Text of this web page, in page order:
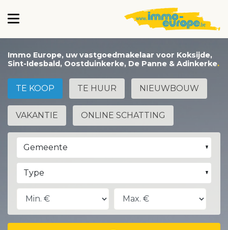
Immo Europe, uw vastgoedmakelaar voor Koksijde,
Sint-Idesbald, Oostduinkerke, De Panne & Adinkerke
TE KOOP TE HUUR NIEUWBOUW
VAKANTIE ONLINE SCHATTING
Gemeente
Type